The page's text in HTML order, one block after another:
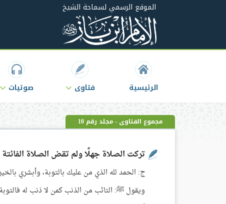
الموقع الرسمي لسماحة الشيخ
الرئيسية فتاوى صوتيات
مجموع الفتاوى - مجلد رقم 10
تركت الصلاة جهلًا ولم تقض الصلاة الفائتة
ج: الحمد لله الذي من عليك بالتوبة، وأبشري
ويقول ﷺ: التائب من الذنب كمن لا ذنب له